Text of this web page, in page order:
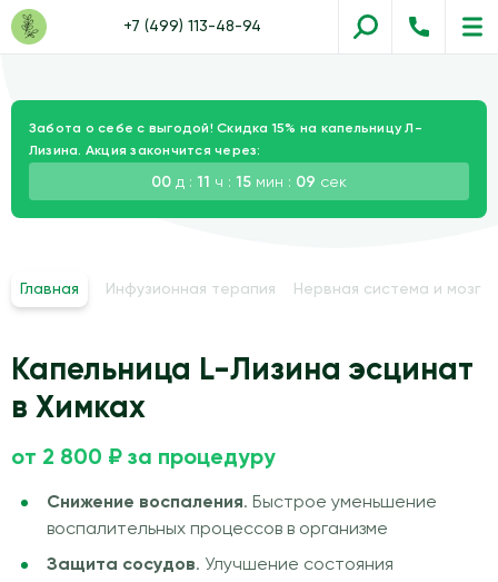
+7 (499) 113-48-94
Забота о себе с выгодой! Скидка 15% на капельницу Л-
Лизина. Акция закончится через:
00 д : 11 ч : 15 мин : 08 сек
Главная Инфузионная терапия Нервная система и мозг
Капельница L-Лизина эсцинат
в Химках
от 2 800 ₽ за процедуру
Снижение воспаления. Быстрое уменьшение
воспалительных процессов в организме
Защита сосудов. Улучшение состояния